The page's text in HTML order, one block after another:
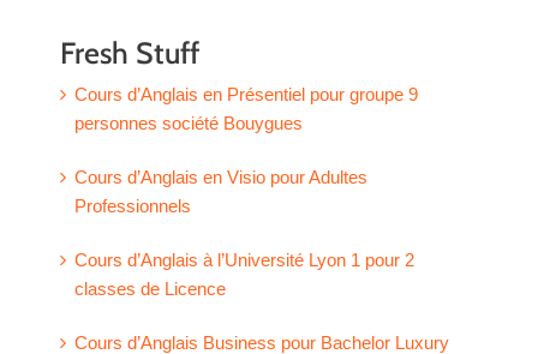
Fresh Stuff
Cours d’Anglais en Présentiel pour groupe 9
personnes société Bouygues
Cours d’Anglais en Visio pour Adultes
Professionnels
Cours d’Anglais à l’Université Lyon 1 pour 2
classes de Licence
Cours d’Anglais Business pour Bachelor Luxury